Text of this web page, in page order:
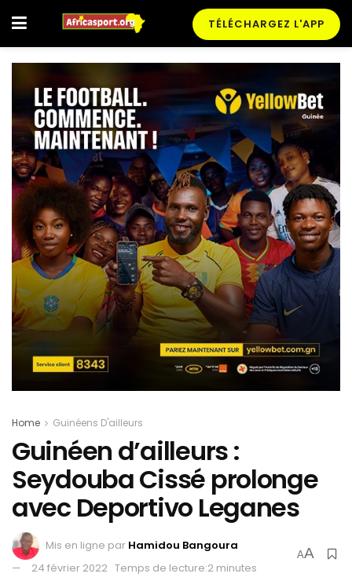
TÉLÉCHARGEZ L'APP
Home Guinéens D'ailleurs
Guinéen d’ailleurs :
Seydouba Cissé prolonge
avec Deportivo Leganes
Mis en ligne par Hamidou Bangoura
24 février 2022 Temps de lecture:2 minutes
AA